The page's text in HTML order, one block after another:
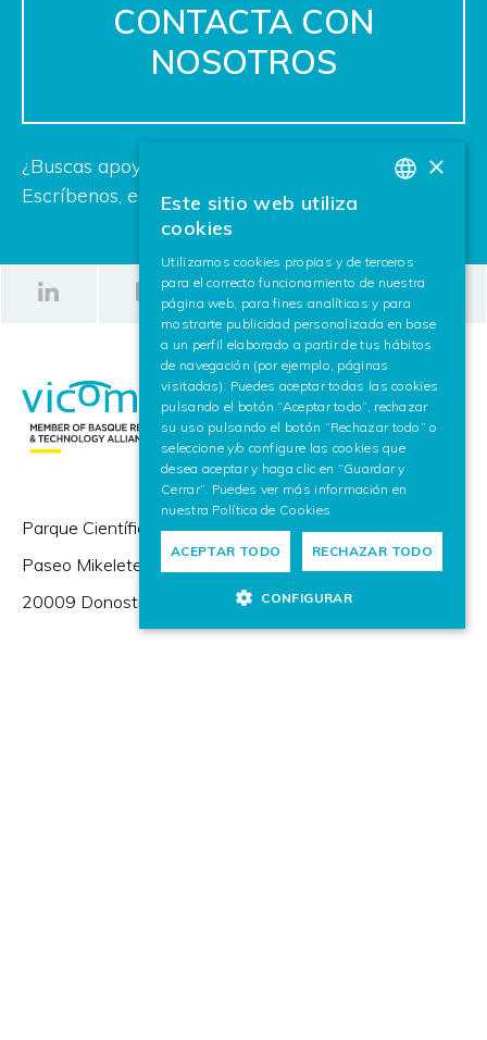
CONTACTA CON
NOSOTROS
¿Buscas apoyo para tu próximo proyecto?
Escríbenos, estamos deseando ayudarte.
Parque Científico y Tecnológico de Gipuzkoa,
Paseo Mikeletegi 57,
20009 Donostia / San Sebastián (España)
ENGLISH
×
Este sitio web utiliza
cookies
Utilizamos cookies propias y de terceros
para el correcto funcionamiento de nuestra
página web, para fines analíticos y para
mostrarte publicidad personalizada en base
a un perfil elaborado a partir de tus hábitos
de navegación (por ejemplo, páginas
visitadas). Puedes aceptar todas las cookies
pulsando el botón “Aceptar todo”, rechazar
su uso pulsando el botón “Rechazar todo” o
seleccione y/o configure las cookies que
desea aceptar y haga clic en “Guardar y
Cerrar”. Puedes ver más información en
nuestra Política de Cookies
ACEPTAR TODO RECHAZAR TODO
CONFIGURAR